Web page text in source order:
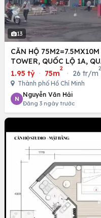
13
CĂN HỘ
TOWER, QUỐC LỘ 1A,
NAM
1.95 tỷ · 75m
2
· 26 tr/m
2
Thành phố Hồ Chí Minh
N
Nguyễn Văn Hải
Đăng 3 ngày trước